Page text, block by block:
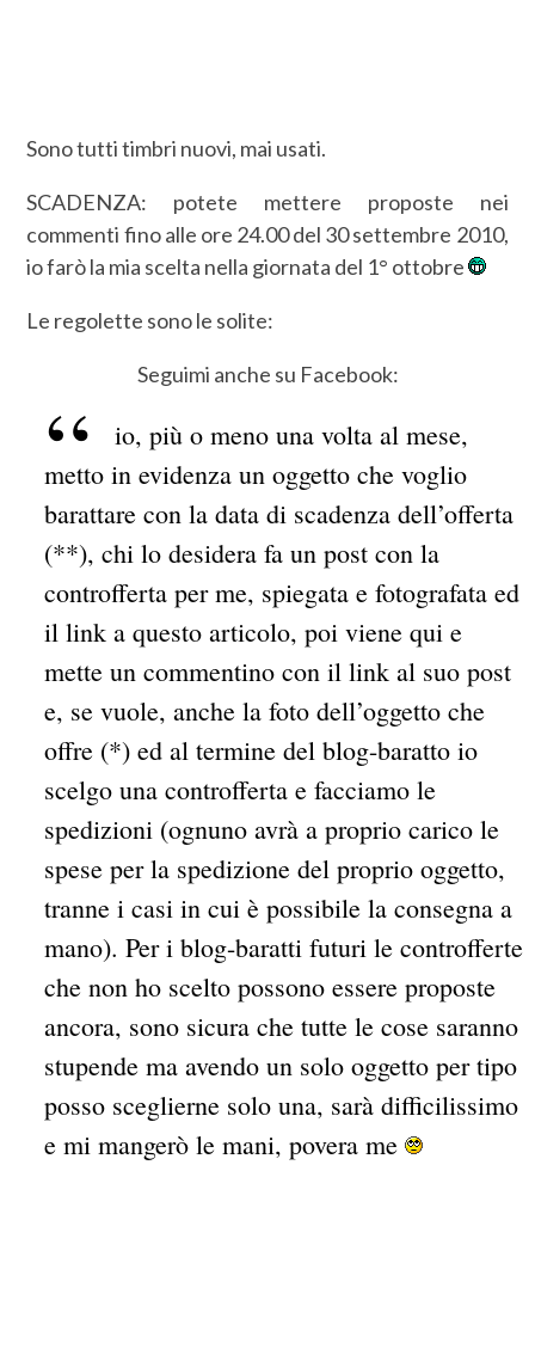
Sono tutti timbri nuovi, mai usati.
SCADENZA: potete mettere proposte nei
commenti fino alle ore 24.00 del 30 settembre 2010,
io farò la mia scelta nella giornata del 1° ottobre
Le regolette sono le solite:
Seguimi anche su Facebook:
io, più o meno una volta al mese,
metto in evidenza un oggetto che voglio
barattare con la data di scadenza dell’offerta
(**), chi lo desidera fa un post con la
controfferta per me, spiegata e fotografata ed
il link a questo articolo, poi viene qui e
mette un commentino con il link al suo post
e, se vuole, anche la foto dell’oggetto che
offre (*) ed al termine del blog-baratto io
scelgo una controfferta e facciamo le
spedizioni (ognuno avrà a proprio carico le
spese per la spedizione del proprio oggetto,
tranne i casi in cui è possibile la consegna a
mano). Per i blog-baratti futuri le controfferte
che non ho scelto possono essere proposte
ancora, sono sicura che tutte le cose saranno
stupende ma avendo un solo oggetto per tipo
posso sceglierne solo una, sarà difficilissimo
e mi mangerò le mani, povera me